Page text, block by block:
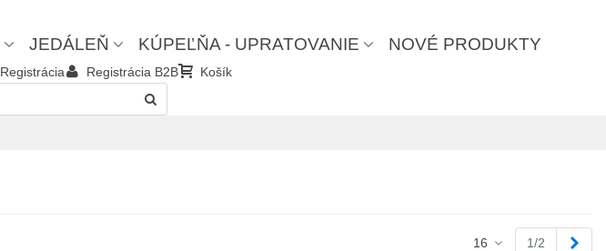
JEDÁLEŇ KÚPEĽŇA - UPRATOVANIE NOVÉ PRODUKTY
Registrácia Registrácia B2B Košík
16 1/2